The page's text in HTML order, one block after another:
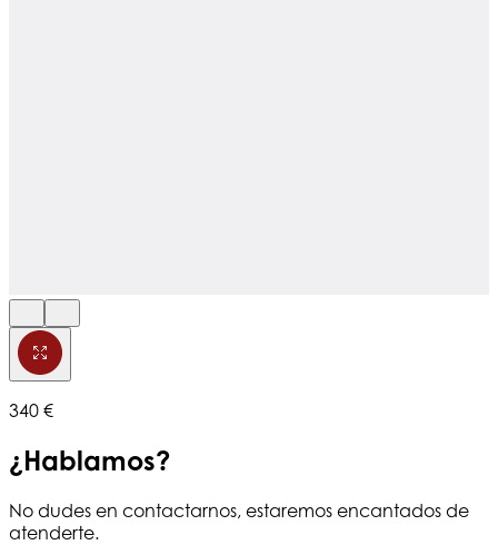
340 €
¿Hablamos?
No dudes en contactarnos, estaremos encantados de
atenderte.